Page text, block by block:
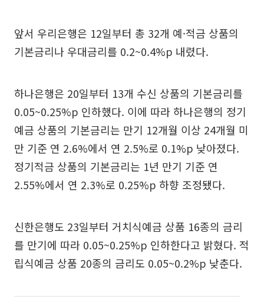
앞서 우리은행은 12일부터 총 32개 예·적금 상품의
기본금리나 우대금리를 0.2~0.4%p 내렸다.
하나은행은 20일부터 13개 수신 상품의 기본금리를
0.05~0.25%p 인하했다. 이에 따라 하나은행의 정기
예금 상품의 기본금리는 만기 12개월 이상 24개월 미
만 기준 연 2.6%에서 연 2.5%로 0.1%p 낮아졌다.
정기적금 상품의 기본금리는 1년 만기 기준 연
2.55%에서 연 2.3%로 0.25%p 하향 조정됐다.
신한은행도 23일부터 거치식예금 상품 16종의 금리
를 만기에 따라 0.05~0.25%p 인하한다고 밝혔다. 적
립식예금 상품 20종의 금리도 0.05~0.2%p 낮춘다.